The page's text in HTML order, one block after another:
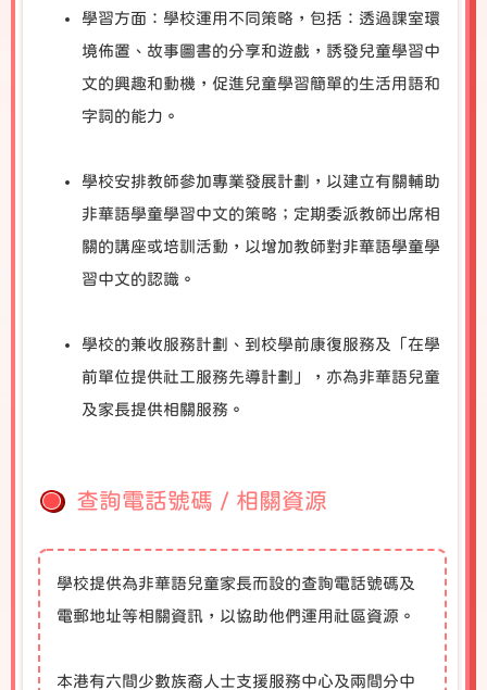
學習方面：學校運用不同策略，包括：透過課室環
境佈置、故事圖書的分享和遊戲，誘發兒童學習中
文的興趣和動機，促進兒童學習簡單的生活用語和
字詞的能力。
學校安排教師參加專業發展計劃，以建立有關輔助
非華語學童學習中文的策略；定期委派教師出席相
關的講座或培訓活動，以增加教師對非華語學童學
習中文的認識。
學校的兼收服務計劃、到校學前康復服務及「在學
前單位提供社工服務先導計劃」，亦為非華語兒童
及家長提供相關服務。
查詢電話號碼 / 相關資源
學校提供為非華語兒童家長而設的查詢電話號碼及
電郵地址等相關資訊，以協助他們運用社區資源。
本港有六間少數族裔人士支援服務中心及兩間分中